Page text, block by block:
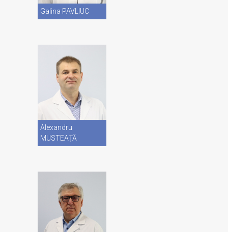
Galina PAVLIUC
Alexandru
MUSTEAȚĂ
Vezi CV